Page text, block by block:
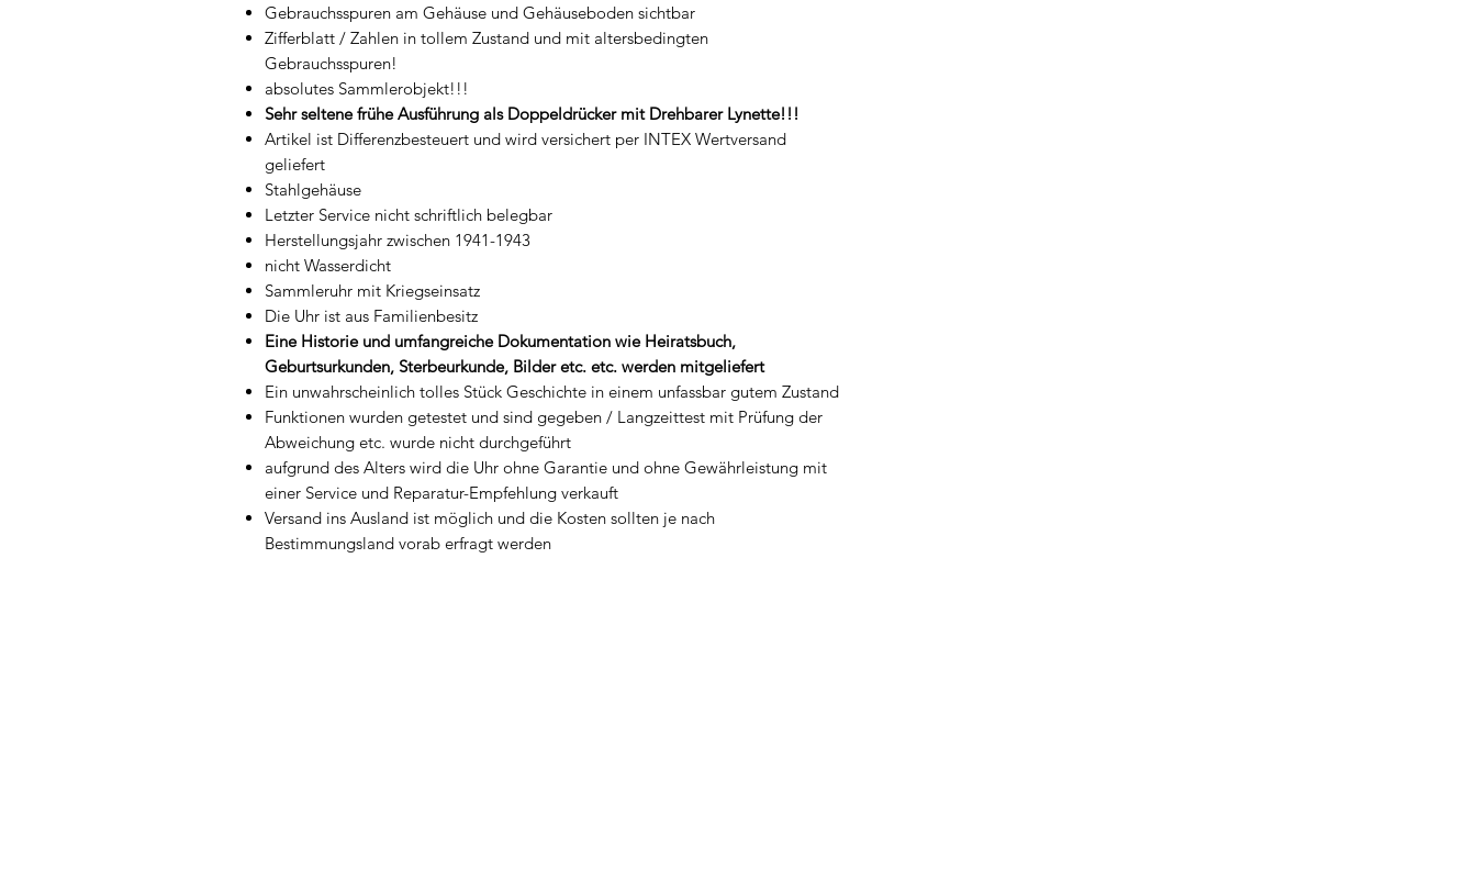
Gebrauchsspuren am Gehäuse und Gehäuseboden sichtbar
Zifferblatt / Zahlen in tollem Zustand und mit altersbedingten
Gebrauchsspuren!
absolutes Sammlerobjekt!!!
Sehr seltene frühe Ausführung als Doppeldrücker mit Drehbarer Lynette!!!
Artikel ist Differenzbesteuert und wird versichert per INTEX Wertversand
geliefert
Stahlgehäuse
Letzter Service nicht schriftlich belegbar
Herstellungsjahr zwischen 1941-1943
nicht Wasserdicht
Sammleruhr mit Kriegseinsatz
Die Uhr ist aus Familienbesitz
Eine Historie und umfangreiche Dokumentation wie Heiratsbuch,
Geburtsurkunden, Sterbeurkunde, Bilder etc. etc. werden mitgeliefert
Ein unwahrscheinlich tolles Stück Geschichte in einem unfassbar gutem Zustand
Funktionen wurden getestet und sind gegeben / Langzeittest mit Prüfung der
Abweichung etc. wurde nicht durchgeführt
aufgrund des Alters wird die Uhr ohne Garantie und ohne Gewährleistung mit
einer Service und Reparatur-Empfehlung verkauft
Versand ins Ausland ist möglich und die Kosten sollten je nach
Bestimmungsland vorab erfragt werden